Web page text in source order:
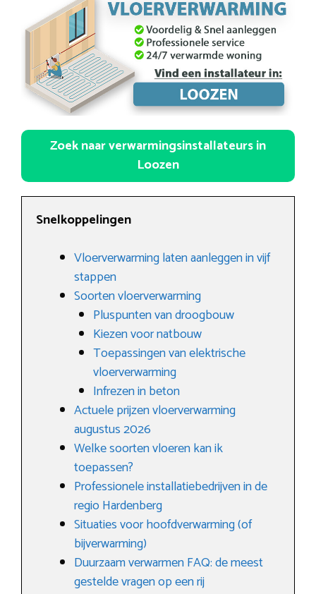
Zoek naar verwarmingsinstallateurs in
Loozen
Snelkoppelingen
Vloerverwarming laten aanleggen in vijf
stappen
Soorten vloerverwarming
Pluspunten van droogbouw
Kiezen voor natbouw
Toepassingen van elektrische
vloerverwarming
Infrezen in beton
Actuele prijzen vloerverwarming
augustus 2026
Welke soorten vloeren kan ik
toepassen?
Professionele installatiebedrijven in de
regio Hardenberg
Situaties voor hoofdverwarming (of
bijverwarming)
Duurzaam verwarmen FAQ: de meest
gestelde vragen op een rij